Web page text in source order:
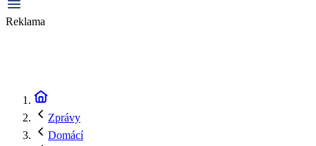
Reklama
Zprávy
Domácí